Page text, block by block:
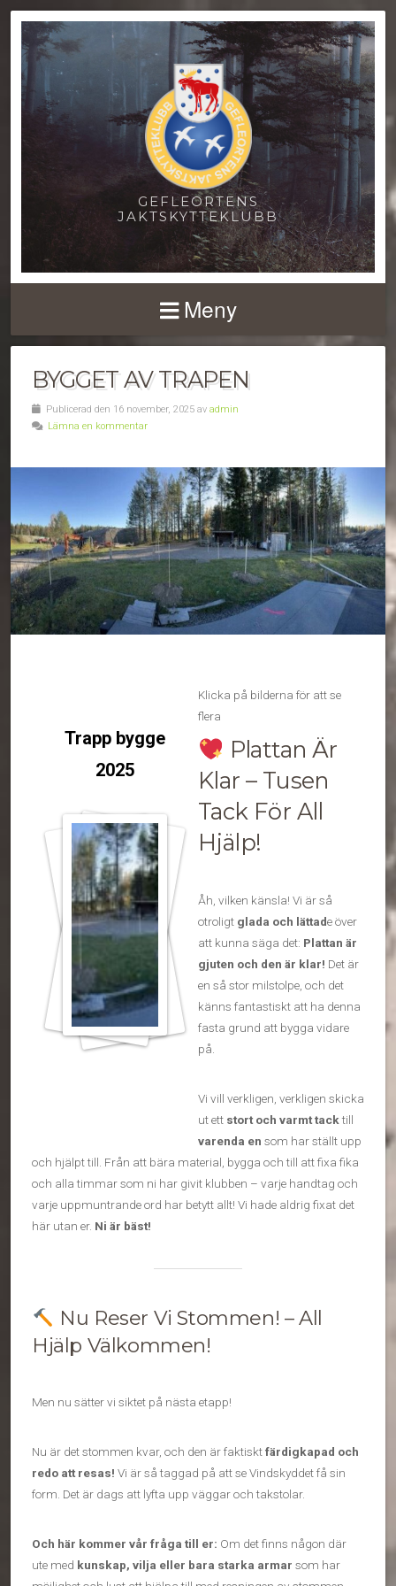
GEFLEORTENS
JAKTSKYTTEKLUBB
Meny
BYGGET AV TRAPEN
Publicerad den 16 november, 2025 av admin
Lämna en kommentar
Trapp bygge
2025
Klicka på bilderna för att se
flera
Plattan Är
Klar – Tusen
Tack För All
Hjälp!
Åh, vilken känsla! Vi är så
otroligt glada och lättade över
att kunna säga det: Plattan är
gjuten och den är klar! Det är
en så stor milstolpe, och det
känns fantastiskt att ha denna
fasta grund att bygga vidare
på.
Vi vill verkligen, verkligen skicka
ut ett stort och varmt tacktill
varenda en som har ställt upp
och hjälpt till. Från att bära material, bygga och till att fixa fika
och alla timmar som ni har givit klubben – varje handtag och
varje uppmuntrande ord har betytt allt! Vi hade aldrig fixat det
här utan er. Ni är bäst!
Nu Reser Vi Stommen! – All
Hjälp Välkommen!
Men nu sätter vi siktet på nästa etapp!
Nu är det stommen kvar, och den är faktisktfärdigkapad och
redo att resas! Vi är så taggad på att se Vindskyddet få sin
form. Det är dags att lyfta upp väggar och takstolar.
Och här kommer vår fråga till er: Om det finns någon där
ute med kunskap, vilja eller bara starka armar som har